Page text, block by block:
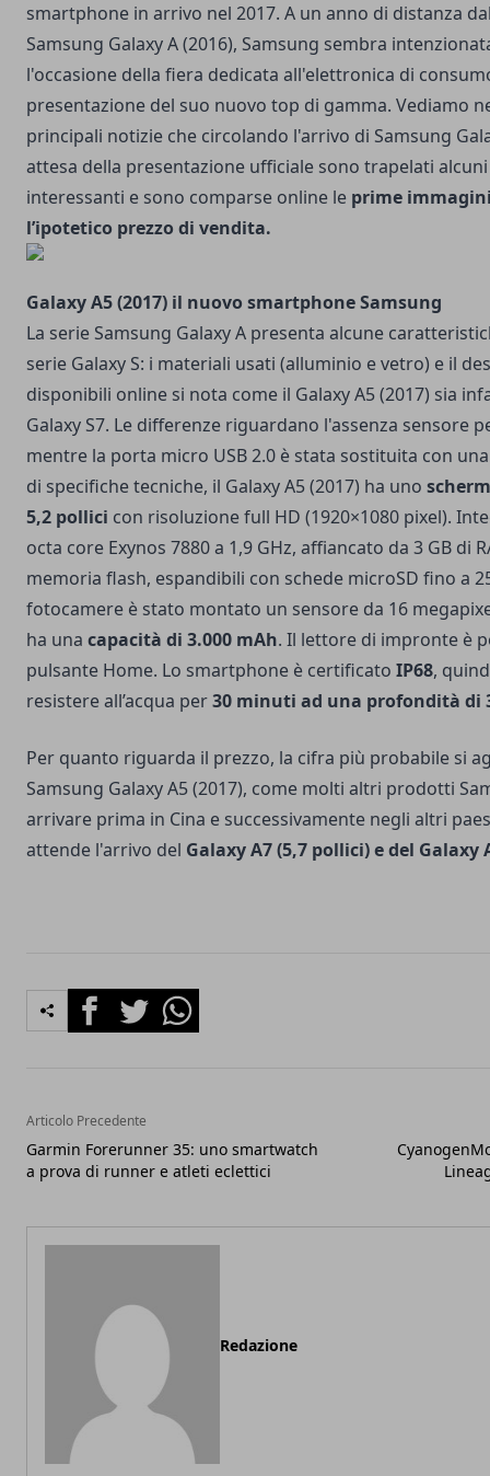
smartphone in arrivo nel 2017. A un anno di distanza
Samsung Galaxy A (2016), Samsung sembra
l'occasione della fiera dedicata all'elettronica di
presentazione del suo nuovo top di gamma. Vediamo
principali notizie che circolando l'arrivo di Samsung
attesa della presentazione ufficiale sono trapelati
interessanti e sono comparse online le prime
l’ipotetico prezzo di vendita.
Galaxy A5 (2017) il nuovo smartphone Samsung
La serie Samsung Galaxy A presenta alcune
serie Galaxy S: i materiali usati (alluminio e vetro) e il
disponibili online si nota come il Galaxy A5 (2017) sia
Galaxy S7. Le differenze riguardano l'assenza sensore
mentre la porta micro USB 2.0 è stata sostituita con
di specifiche tecniche, il Galaxy A5 (2017) ha uno
5,2 pollici con risoluzione full HD (1920×1080 pixel).
octa core Exynos 7880 a 1,9 GHz, affiancato da 3 GB di
memoria flash, espandibili con schede microSD fino a
fotocamere è stato montato un sensore da 16
ha una capacità di 3.000 mAh. Il lettore di impronte è
pulsante Home. Lo smartphone è certificato IP68,
resistere all’acqua per30 minuti ad una profondità di
Per quanto riguarda il prezzo, la cifra più probabile si
Samsung Galaxy A5 (2017), come molti altri prodotti
arrivare prima in Cina e successivamente negli altri
attende l'arrivo del Galaxy A7 (5,7 pollici) e del Galaxy
FacebookTwitterWhatsapp
Articolo Precedente
Garmin Forerunner 35: uno smartwatch
a prova di runner e atleti eclettici
Redazione